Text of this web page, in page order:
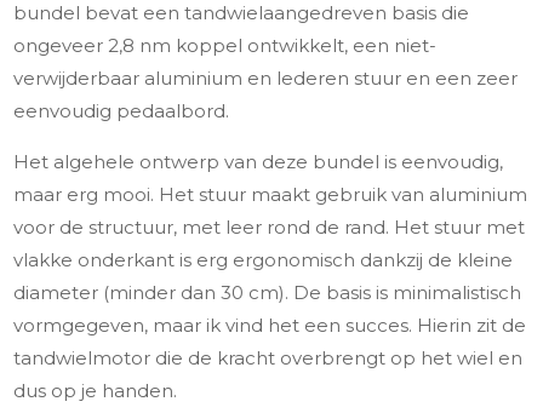
bundel bevat een tandwielaangedreven basis die
ongeveer 2,8 nm koppel ontwikkelt, een niet-
verwijderbaar aluminium en lederen stuur en een zeer
eenvoudig pedaalbord.
Het algehele ontwerp van deze bundel is eenvoudig,
maar erg mooi. Het stuur maakt gebruik van aluminium
voor de structuur, met leer rond de rand. Het stuur met
vlakke onderkant is erg ergonomisch dankzij de kleine
diameter (minder dan 30 cm). De basis is minimalistisch
vormgegeven, maar ik vind het een succes. Hierin zit de
tandwielmotor die de kracht overbrengt op het wiel en
dus op je handen.